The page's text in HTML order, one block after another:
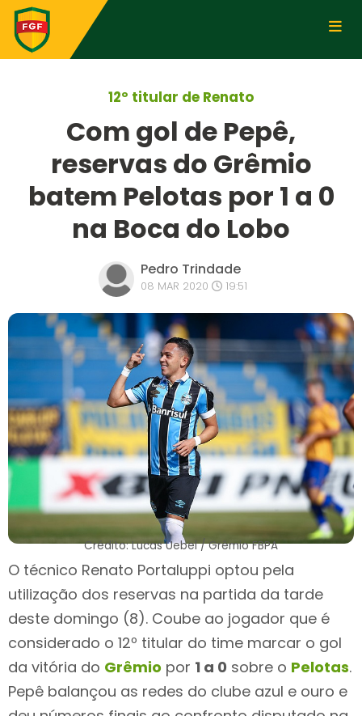
12º titular de Renato
Com gol de Pepê,
reservas do Grêmio
batem Pelotas por 1 a 0
na Boca do Lobo
Pedro Trindade
08 MAR 2020 19:51
Crédito: Lucas Uebel / Grêmio FBPA
O técnico Renato Portaluppi optou pela
utilização dos reservas na partida da tarde
deste domingo (8). Coube ao jogador que é
considerado o 12º titular do time marcar o gol
da vitória do Grêmio por 1 a 0 sobre o Pelotas.
Pepê balançou as redes do clube azul e ouro e